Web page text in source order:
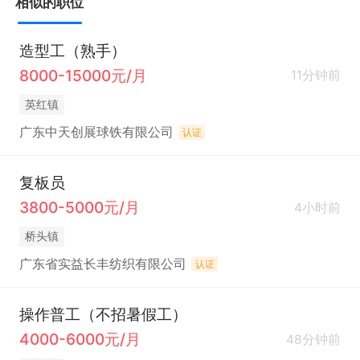
造型工（熟手）
8000-15000元/月
11分钟前
英红镇
广东中天创展球铁有限公司 认证
复板员
3800-5000元/月
4小时前
桥头镇
广东省实益长丰纺织有限公司 认证
操作普工（不招暑假工）
4000-6000元/月
48分钟前